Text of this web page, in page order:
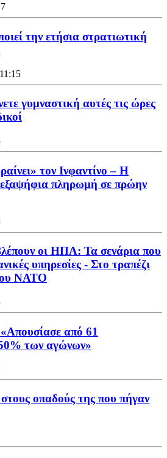
την ετήσια στρατιωτική
γυμναστική αυτές τις ώρες
τον Ινφαντίνο – Η
εξαψήφια πληρωμή σε πρώην
οι ΗΠΑ: Τα σενάρια που
υπηρεσίες - Στο τραπέζι
ΝΑΤΟ
από 61
των αγώνων»
οπαδούς της που πήγαν